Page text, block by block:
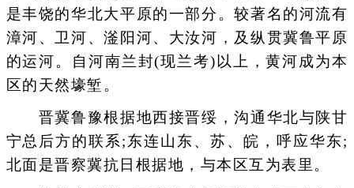
是丰饶的华北大平原的一部分。较著名的河流有
漳河、卫河、滏阳河、大汝河，及纵贯冀鲁平原
的运河。自河南兰封(现兰考)以上，黄河成为本
区的天然壕堑。
晋冀鲁豫根据地西接晋绥，沟通华北与陕甘
宁总后方的联系;东连山东、苏、皖，呼应华东;
北面是晋察冀抗日根据地，与本区互为表里。